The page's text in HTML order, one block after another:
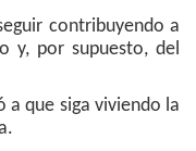
contribuyendo a
y, por supuesto, del
a que siga viviendo la